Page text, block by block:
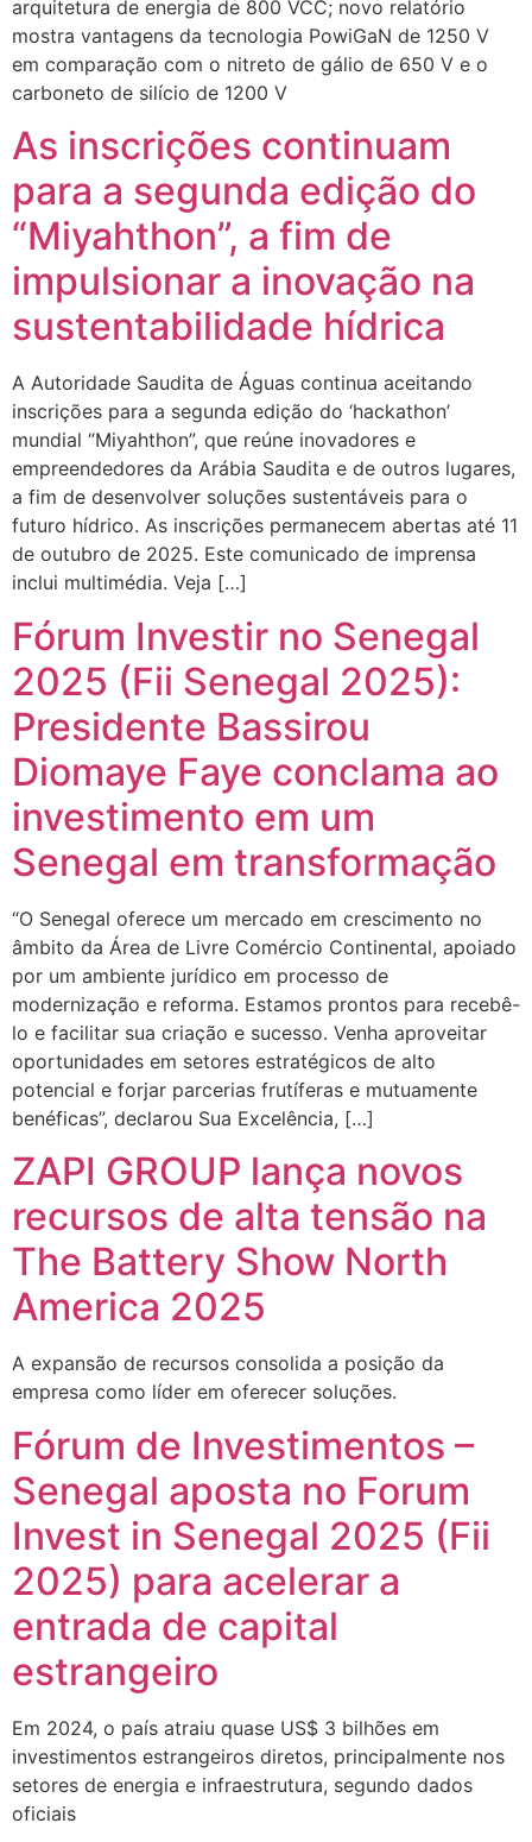
arquitetura de energia de 800 VCC; novo relatório
mostra vantagens da tecnologia PowiGaN de 1250 V
em comparação com o nitreto de gálio de 650 V e o
carboneto de silício de 1200 V
As inscrições continuam
para a segunda edição do
“Miyahthon”, a fim de
impulsionar a inovação na
sustentabilidade hídrica
A Autoridade Saudita de Águas continua aceitando
inscrições para a segunda edição do ‘hackathon’
mundial “Miyahthon”, que reúne inovadores e
empreendedores da Arábia Saudita e de outros lugares,
a fim de desenvolver soluções sustentáveis ​​para o
futuro hídrico. As inscrições permanecem abertas até 11
de outubro de 2025. Este comunicado de imprensa
inclui multimédia. Veja […]
Fórum Investir no Senegal
2025 (Fii Senegal 2025):
Presidente Bassirou
Diomaye Faye conclama ao
investimento em um
Senegal em transformação
“O Senegal oferece um mercado em crescimento no
âmbito da Área de Livre Comércio Continental, apoiado
por um ambiente jurídico em processo de
modernização e reforma. Estamos prontos para recebê-
lo e facilitar sua criação e sucesso. Venha aproveitar
oportunidades em setores estratégicos de alto
potencial e forjar parcerias frutíferas e mutuamente
benéficas”, declarou Sua Excelência, […]
ZAPI GROUP lança novos
recursos de alta tensão na
The Battery Show North
America 2025
A expansão de recursos consolida a posição da
empresa como líder em oferecer soluções.
Fórum de Investimentos –
Senegal aposta no Forum
Invest in Senegal 2025 (Fii
2025) para acelerar a
entrada de capital
estrangeiro
Em 2024, o país atraiu quase US$ 3 bilhões em
investimentos estrangeiros diretos, principalmente nos
setores de energia e infraestrutura, segundo dados
oficiais